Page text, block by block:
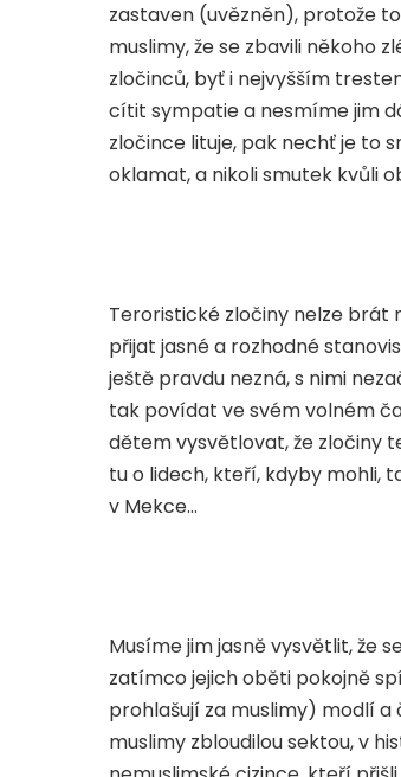
zastaven (uvězněn), protože
muslimy, že se zbavili někoho
zločinců, byť i nejvyšším
cítit sympatie a nesmíme jim
zločince lituje, pak nechť je to
oklamat, a nikoli smutek kvůli
Teroristické zločiny nelze brát
přijat jasné a rozhodné
ještě pravdu nezná, s nimi
tak povídat ve svém volném
dětem vysvětlovat, že zločiny
tu o lidech, kteří, kdyby mohli,
v Mekce…
Musíme jim jasně vysvětlit, že
zatímco jejich oběti pokojně
prohlašují za muslimy) modlí a
muslimy zbloudilou sektou, v